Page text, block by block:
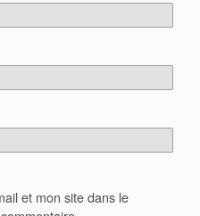
et mon site dans le